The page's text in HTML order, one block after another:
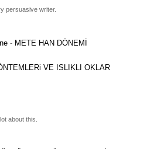
persuasive writer.
- METE HAN DÖNEMİ
VE ISLIKLI OKLAR
about this.